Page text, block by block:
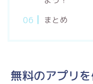
まとめ
無料のアプリ